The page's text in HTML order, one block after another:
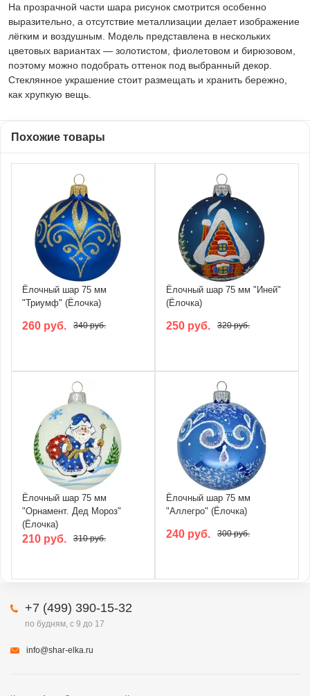
На прозрачной части шара рисунок смотрится особенно
выразительно, а отсутствие металлизации делает изображение
лёгким и воздушным. Модель представлена в нескольких
цветовых вариантах — золотистом, фиолетовом и бирюзовом,
поэтому можно подобрать оттенок под выбранный декор.
Стеклянное украшение стоит размещать и хранить бережно,
как хрупкую вещь.
Похожие товары
Ёлочный шар 75 мм
"Триумф" (Ёлочка)
260 руб. 340 руб.
Ёлочный шар 75 мм "Иней"
(Ёлочка)
250 руб. 320 руб.
Ёлочный шар 75 мм
"Орнамент. Дед Мороз"
(Ёлочка)
210 руб. 310 руб.
Ёлочный шар 75 мм
"Аллегро" (Ёлочка)
240 руб. 300 руб.
+7 (499) 390-15-32
по будням, с 9 до 17
info@shar-elka.ru